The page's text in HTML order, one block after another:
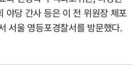
야당 간사 등은 이 전 위원장 체포
서울 영등포경찰서를 방문했다.